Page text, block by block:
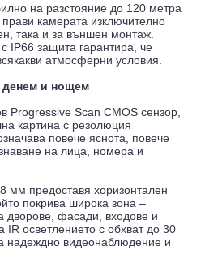
на разстояние до 120 метра
камерата изключително
така и за външен монтаж.
IP66 защита гарантира, че
атмосферни условия.
денем и нощем
Progressive Scan CMOS сензор,
картина с резолюция
повече яснота, повече
на лица, номера и
мм предоставя хоризонтален
покрива широка зона –
дворове, фасади, входове и
IR осветлението с обхват до 30
надеждно видеонаблюдение и